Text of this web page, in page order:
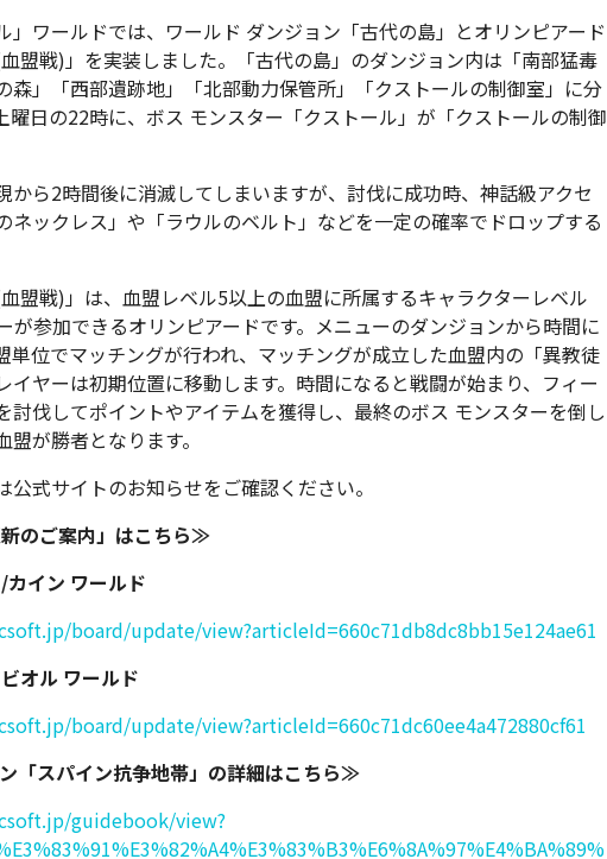
」ワールドでは、ワールド ダンジョン「古代の島」とオリンピアード
血盟戦)」を実装しました。「古代の島」のダンジョン内は「南部猛毒
森」「西部遺跡地」「北部動力保管所」「クストールの制御室」に分
曜日の22時に、ボス モンスター「クストール」が「クストールの制御
から2時間後に消滅してしまいますが、討伐に成功時、神話級アクセ
ネックレス」や「ラウルのベルト」などを一定の確率でドロップする
血盟戦)」は、血盟レベル5以上の血盟に所属するキャラクターレベル
が参加できるオリンピアードです。メニューのダンジョンから時間に
単位でマッチングが行われ、マッチングが成立した血盟内の「異教徒
イヤーは初期位置に移動します。時間になると戦闘が始まり、フィー
討伐してポイントやアイテムを獲得し、最終のボス モンスターを倒し
が勝者となります。
公式サイトのお知らせをご確認ください。
のご案内」はこちら≫
イン ワールド
board/update/view?articleId=660c71db8dc8bb15e124ae61
オル ワールド
board/update/view?articleId=660c71dc60ee4a472880cf61
「スパイン抗争地帯」の詳細はこちら≫
guidebook/view?